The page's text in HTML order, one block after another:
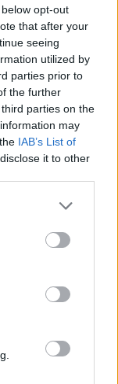
opt-out
that after your
seeing
utilized by
parties prior to
the further
parties on the
may
IAB’s List of
it to other
or more Google
may click to
party tags to
in below Google